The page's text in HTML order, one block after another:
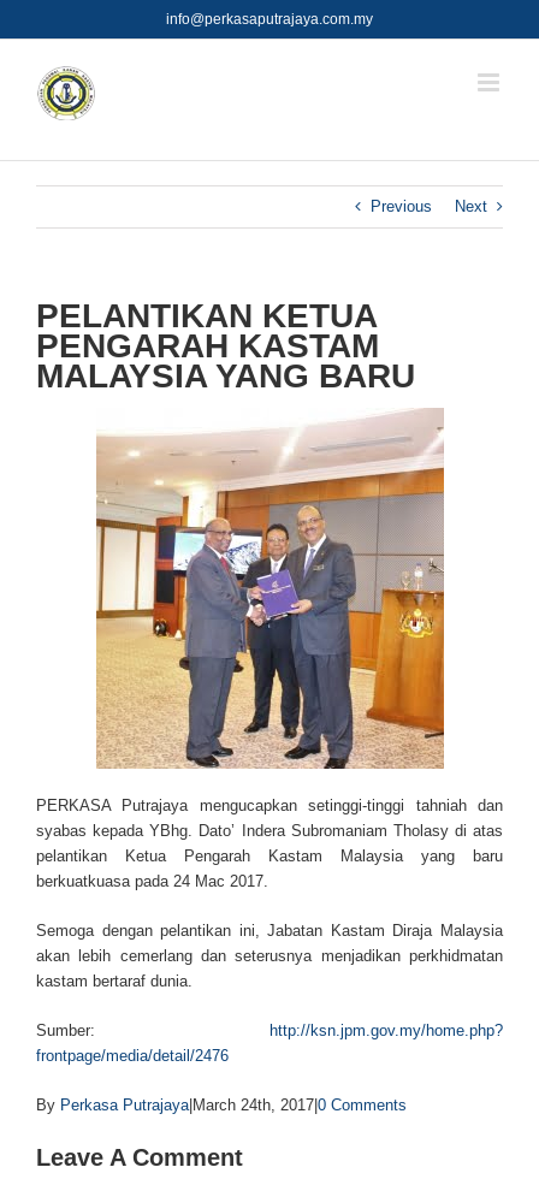
to
info@perkasaputrajaya.com.my
Previous Next
PELANTIKAN KETUA
PENGARAH KASTAM
MALAYSIA YANG BARU
PERKASA Putrajaya mengucapkan setinggi-tinggi tahniah dan
syabas kepada YBhg. Dato’ Indera Subromaniam Tholasy di atas
pelantikan Ketua Pengarah Kastam Malaysia yang baru
berkuatkuasa pada 24 Mac 2017.
Semoga dengan pelantikan ini, Jabatan Kastam Diraja Malaysia
akan lebih cemerlang dan seterusnya menjadikan perkhidmatan
kastam bertaraf dunia.
Sumber:
http://ksn.jpm.gov.my/home.php?
frontpage/media/detail/2476
By Perkasa Putrajaya| March 24th, 2017 0 Comments
Leave A Comment